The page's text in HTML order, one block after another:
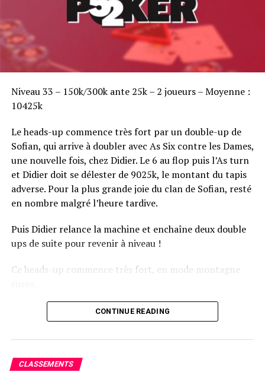
Niveau 33 – 150k/300k ante 25k – 2 joueurs – Moyenne :
10425k
Le heads-up commence très fort par un double-up de
Sofian, qui arrive à doubler avec As Six contre les Dames,
une nouvelle fois, chez Didier. Le 6 au flop puis l’As turn
et Didier doit se délester de 9025k, le montant du tapis
adverse. Pour la plus grande joie du clan de Sofian, resté
en nombre malgré l’heure tardive.
Puis Didier relance la machine et enchaîne deux double
ups de suite pour revenir à niveau !
Ce heads-up commence très fort, en mode montagne
Le champagne va réchauffer si les deux finalistes ne se décident pas !
CONTINUE READING
CLASSEMENTS